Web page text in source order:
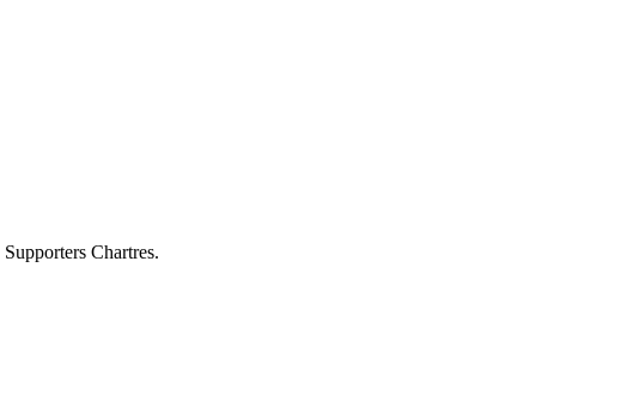
Supporters Chartres.